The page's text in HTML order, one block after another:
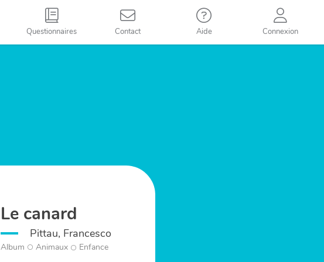
Questionnaires Contact Aide Connexion
Le canard
Pittau, Francesco
Album Animaux Enfance